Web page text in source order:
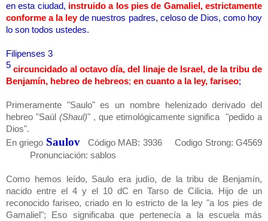
en esta ciudad, instruido a los pies de Gamaliel, estrictamente
conforme a la leyde nuestros padres, celoso de Dios, como hoy
lo son todos ustedes.
Filipenses 3
5 circuncidado al octavo día, del linaje de Israel, de la tribu de
Benjamín, hebreo de hebreos; en cuanto a la ley, fariseo;
Primeramente "Saulo" es un nombre helenizado derivado del
hebreo "Saúl (Shaul)" , que etimológicamente significa "pedido a
Dios".
En griego Saulov Código MAB: 3936
Codigo Strong: G4569
Pronunciación: sablos
Como hemos leído, Saulo era judío, de la tribu de Benjamín,
nacido entre el 4 y el 10 dC en Tarso de Cilicia. Hijo de un
reconocido fariseo, criado en lo estricto de la ley "a los pies de
Gamaliel"; Eso significaba que pertenecía a la escuela más